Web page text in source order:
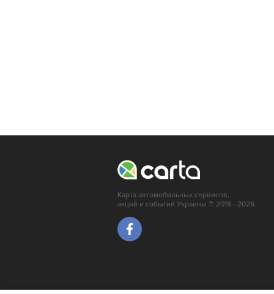
Карта автомобильных сервисов,
акций и событий Украины © 2018 - 2026